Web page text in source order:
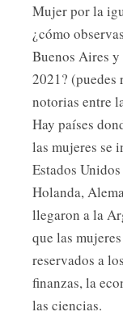
Mujer por la
¿cómo
Buenos Aires
2021? (puedes
notorias entre
Hay países
las mujeres se
Estados
Holanda,
llegaron a la
que las
reservados a
finanzas, la
las ciencias.